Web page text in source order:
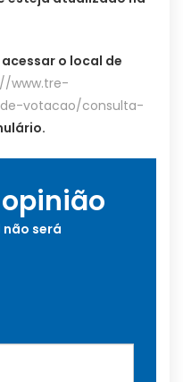
o local de
www.tre-
votacao/consulta-
não será